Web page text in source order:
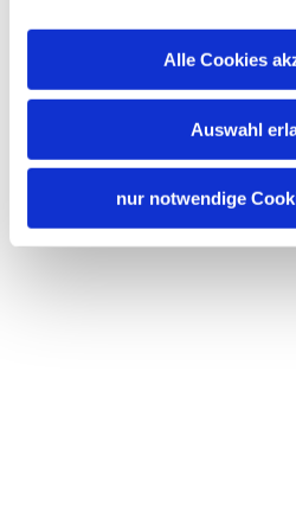
Alle Cookies
Auswahl
nur notwendige